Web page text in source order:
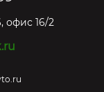
офис 16/2